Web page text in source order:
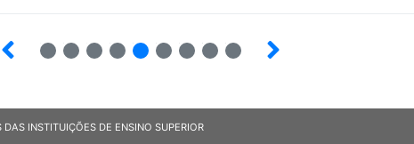
INSTITUIÇÕES DE ENSINO SUPERIOR